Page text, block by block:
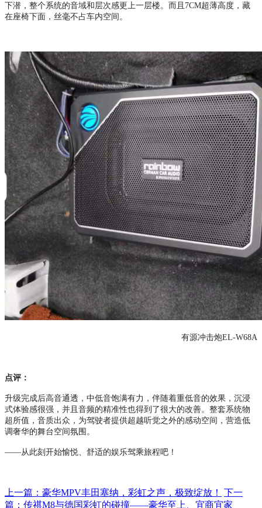
下潜，整个系统的音域和层次感更上一层楼。而且7CM超薄高度，藏
在座椅下面，丝毫不占车内空间。
有源冲击炮EL-W68A
点评：
升级完成后高音通透，中低音饱满有力，伴随着重低音的效果，沉浸
式体验感很强，并且音频的精准性也得到了很大的改善。整套系统物
超所值，音质出众，为驾驶者提供超越听觉之外的感动空间，营造低
调奢华的舞台空间氛围。
——从此刻开始愉悦、舒适的娱乐驾乘旅程吧！
上一篇：豪华MPV丰田塞纳，彩虹之声，极致绽放！
下一
篇：传祺M8与德国彩虹的碰撞——豪华至上、宜商宜家